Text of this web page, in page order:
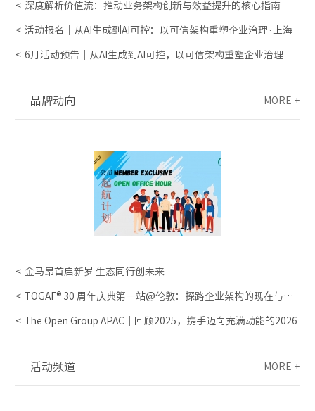
深度解析价值流：推动业务架构创新与效益提升的核心指南
活动报名｜从AI生成到AI可控：以可信架构重塑企业治理·上海
6月活动预告｜从AI生成到AI可控，以可信架构重塑企业治理
品牌动向 MORE +
金马昂首启新岁 生态同行创未来
TOGAF® 30 周年庆典第一站@伦敦：探路企业架构的现在与未
The Open Group APAC｜回顾2025，携手迈向充满动能的2026
活动频道 MORE +